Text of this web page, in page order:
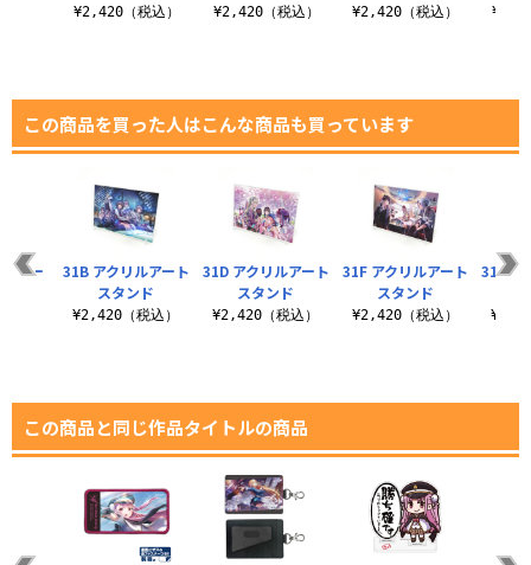
¥2,420（税込） ¥2,420（税込）
¥2,420（税込）
この商品を買った人はこんな商品も買っています
31D アクリルアート
スタンド
¥2,420（税込）
31F アクリルアート
スタンド
¥2,420（税込）
31A ア
アー
31B アクリルアート
スタンド
¥2,420（税込）
この商品と同じ作品タイトルの商品